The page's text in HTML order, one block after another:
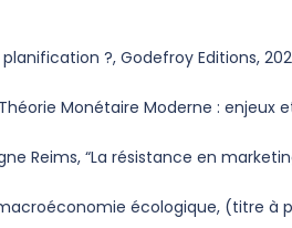
la planification ?, Godefroy
"La Théorie Monétaire
Reims, “La résistance en
écologique, (titre à